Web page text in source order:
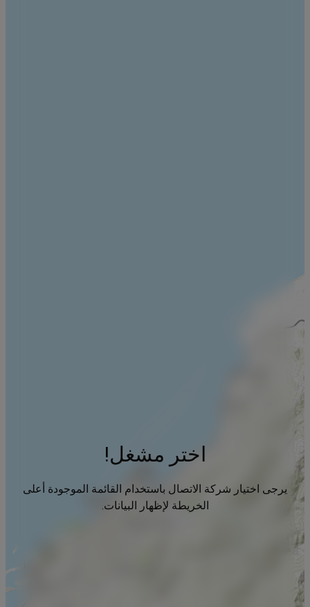
اختر مشغل!
يرجى اختيار شركة الاتصال باستخدام القائمة الموجودة أعلى
الخريطة لإظهار البيانات.